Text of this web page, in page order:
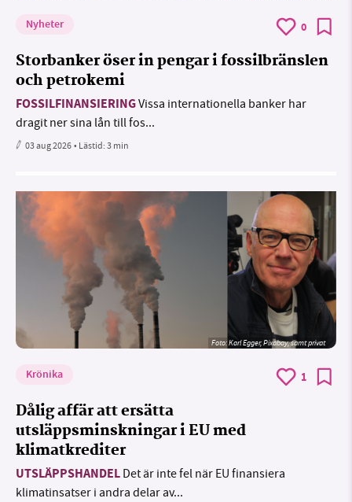
Nyheter 0
Storbanker öser in pengar i fossilbränslen
och petrokemi
FOSSILFINANSIERINGVissa internationella banker har
dragit ner sina lån till fos...
03 aug 2026• Lästid:3 min
Foto:Karl Egger, Pixabay, samt privat
Krönika 1
Dålig affär att ersätta
utsläppsminskningar i EU med
klimatkrediter
UTSLÄPPSHANDEL Det är inte fel när EU finansiera
klimatinsatser i andra delar av...